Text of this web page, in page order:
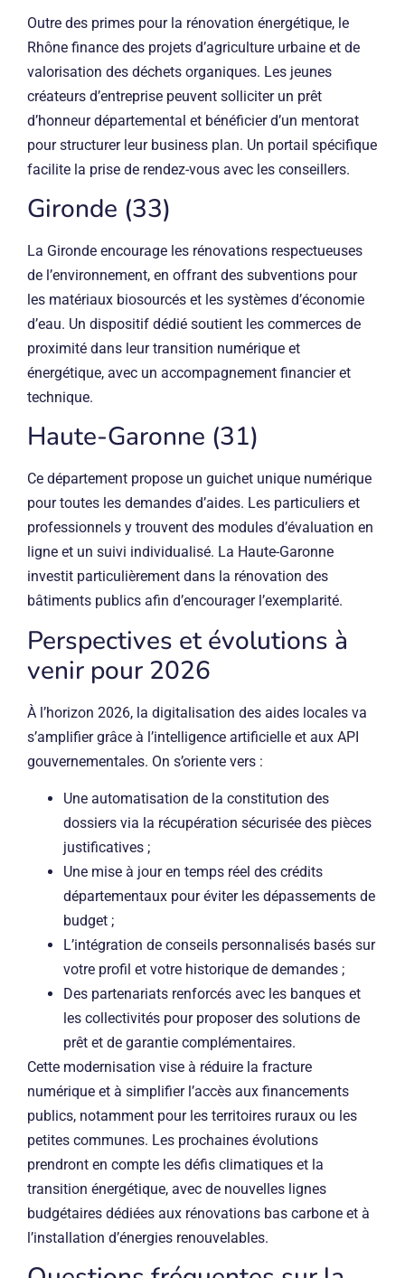
Outre des primes pour la rénovation énergétique, le
Rhône finance des projets d’agriculture urbaine et de
valorisation des déchets organiques. Les jeunes
créateurs d’entreprise peuvent solliciter un prêt
d’honneur départemental et bénéficier d’un mentorat
pour structurer leur business plan. Un portail spécifique
facilite la prise de rendez-vous avec les conseillers.
Gironde (33)
La Gironde encourage les rénovations respectueuses
de l’environnement, en offrant des subventions pour
les matériaux biosourcés et les systèmes d’économie
d’eau. Un dispositif dédié soutient les commerces de
proximité dans leur transition numérique et
énergétique, avec un accompagnement financier et
technique.
Haute-Garonne (31)
Ce département propose un guichet unique numérique
pour toutes les demandes d’aides. Les particuliers et
professionnels y trouvent des modules d’évaluation en
ligne et un suivi individualisé. La Haute-Garonne
investit particulièrement dans la rénovation des
bâtiments publics afin d’encourager l’exemplarité.
Perspectives et évolutions à
venir pour 2026
À l’horizon 2026, la digitalisation des aides locales va
s’amplifier grâce à l’intelligence artificielle et aux API
gouvernementales. On s’oriente vers :
Une automatisation de la constitution des
dossiers via la récupération sécurisée des pièces
justificatives ;
Une mise à jour en temps réel des crédits
départementaux pour éviter les dépassements de
budget ;
L’intégration de conseils personnalisés basés sur
votre profil et votre historique de demandes ;
Des partenariats renforcés avec les banques et
les collectivités pour proposer des solutions de
prêt et de garantie complémentaires.
Cette modernisation vise à réduire la fracture
numérique et à simplifier l’accès aux financements
publics, notamment pour les territoires ruraux ou les
petites communes. Les prochaines évolutions
prendront en compte les défis climatiques et la
transition énergétique, avec de nouvelles lignes
budgétaires dédiées aux rénovations bas carbone et à
l’installation d’énergies renouvelables.